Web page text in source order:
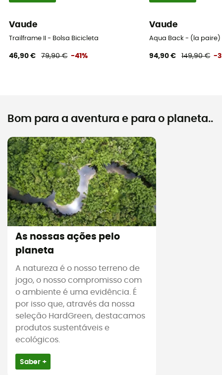
Vaude
Trailframe II - Bolsa Bicicleta
46,90 € 79,90 € -41%
Vaude
Aqua Back - (la paire)
94,90 € 149,90 € -
Bom para a aventura e para o planeta..
As nossas ações pelo
planeta
A natureza é o nosso terreno de
jogo, o nosso compromisso com
o ambiente é uma evidência. É
por isso que, através da nossa
seleção HardGreen, destacamos
produtos sustentáveis e
ecológicos.
Saber +